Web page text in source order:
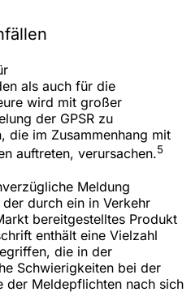
als auch für die
wird mit großer
der GPSR zu
die im Zusammenhang mit
auftreten, verursachen.5
Meldung
durch ein in Verkehr
bereitgestelltes Produkt
enthält eine Vielzahl
die in der
Schwierigkeiten bei der
der Meldepflichten nach sich